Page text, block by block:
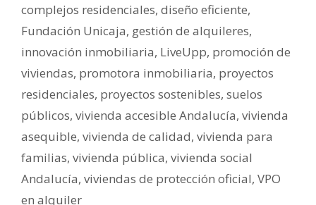
complejos residenciales, diseño eficiente,
Fundación Unicaja, gestión de alquileres,
innovación inmobiliaria, LiveUpp, promoción de
viviendas, promotora inmobiliaria, proyectos
residenciales, proyectos sostenibles, suelos
públicos, vivienda accesible Andalucía, vivienda
asequible, vivienda de calidad, vivienda para
familias, vivienda pública, vivienda social
Andalucía, viviendas de protección oficial, VPO
en alquiler